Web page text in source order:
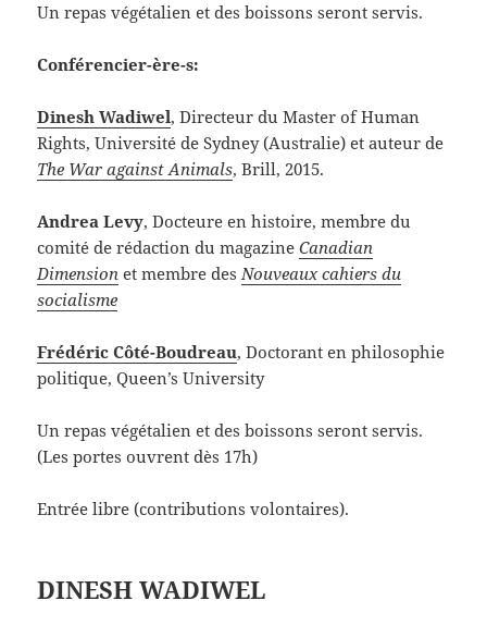
Un repas végétalien et des boissons seront servis.
Conférencier-ère-s:
Dinesh Wadiwel, Directeur du Master of Human
Rights, Université de Sydney (Australie) et auteur de
The War against Animals, Brill, 2015.
Andrea Levy, Docteure en histoire, membre du
comité de rédaction du magazineCanadian
Dimension et membre desNouveaux cahiers du
socialisme
Frédéric Côté-Boudreau, Doctorant en philosophie
politique, Queen’s University
Un repas végétalien et des boissons seront servis.
(Les portes ouvrent dès 17h)
Entrée libre (contributions volontaires).
DINESH WADIWEL